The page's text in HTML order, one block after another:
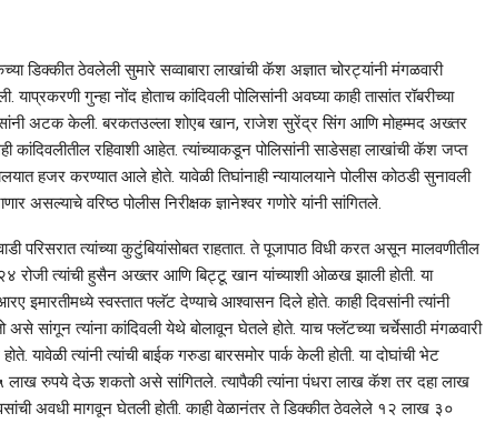
डिक्कीत ठेवलेली सुमारे सव्वाबारा लाखांची कॅश अज्ञात चोरट्यांनी मंगळवारी
गुन्हा नोंद होताच कांदिवली पोलिसांनी अवघ्या काही तासांत रॉबरीच्या
अटक केली. बरकतउल्ला शोएब खान, राजेश सुरेंद्र सिंग आणि मोहम्मद अख्तर
रहिवाशी आहेत. त्यांच्याकडून पोलिसांनी साडेसहा लाखांची कॅश जप्त
हजर करण्यात आले होते. यावेळी तिघांनाही न्यायालयाने पोलीस कोठडी सुनावली
वरिष्ठ पोलीस निरीक्षक ज्ञानेश्‍वर गणोरे यांनी सांगितले.
परिसरात त्यांच्या कुटुंबियांसोबत राहतात. ते पूजापाठ विधी करत असून मालवणीतील
रोजी त्यांची हुसैन अख्तर आणि बिट्टू खान यांच्याशी ओळख झाली होती. या
इमारतीमध्ये स्वस्तात फ्लॅट देण्याचे आश्‍वासन दिले होते. काही दिवसांनी त्यांनी
सांगून त्यांना कांदिवली येथे बोलावून घेतले होते. याच फ्लॅटच्या चर्चेसाठी मंगळवारी
यावेळी त्यांनी त्यांची बाईक गरुडा बारसमोर पार्क केली होती. या दोघांची भेट
रुपये देऊ शकतो असे सांगितले. त्यापैकी त्यांना पंधरा लाख कॅश तर दहा लाख
अवधी मागवून घेतली होती. काही वेळानंतर ते डिक्कीत ठेवलेले १२ लाख ३०